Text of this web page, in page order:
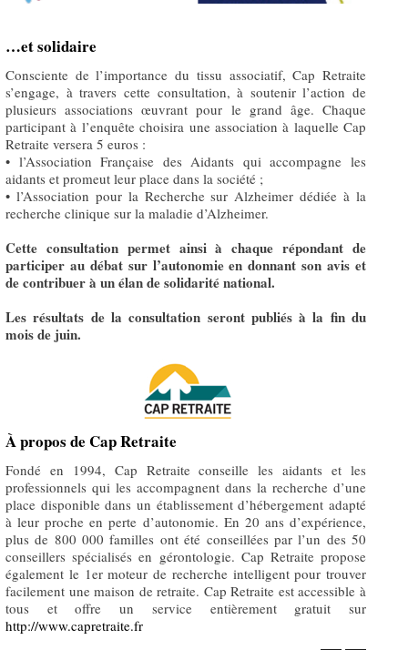
…et solidaire
Consciente de l’importance du tissu associatif, Cap Retraite
s’engage, à travers cette consultation, à soutenir l’action de
plusieurs associations œuvrant pour le grand âge. Chaque
participant à l’enquête choisira une association à laquelle Cap
Retraite versera 5 euros :
• l’Association Française des Aidants qui accompagne les
aidants et promeut leur place dans la société ;
• l’Association pour la Recherche sur Alzheimer dédiée à la
recherche clinique sur la maladie d’Alzheimer.
Cette consultation permet ainsi à chaque répondant de
participer au débat sur l’autonomie en donnant son avis et
de contribuer à un élan de solidarité national.
Les résultats de la consultation seront publiés à la fin du
mois de juin.
À propos de Cap Retraite
Fondé en 1994, Cap Retraite conseille les aidants et les
professionnels qui les accompagnent dans la recherche d’une
place disponible dans un établissement d’hébergement adapté
à leur proche en perte d’autonomie. En 20 ans d’expérience,
plus de 800 000 familles ont été conseillées par l’un des 50
conseillers spécialisés en gérontologie. Cap Retraite propose
également le 1er moteur de recherche intelligent pour trouver
facilement une maison de retraite. Cap Retraite est accessible à
tous et offre un service entièrement gratuit sur
http://www.capretraite.fr